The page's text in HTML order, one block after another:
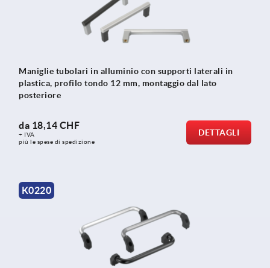
Maniglie tubolari in alluminio con supporti laterali in
plastica, profilo tondo 12 mm, montaggio dal lato
posteriore
da 18,14 CHF
+ IVA
più le spese di spedizione
DETTAGLI
K0220